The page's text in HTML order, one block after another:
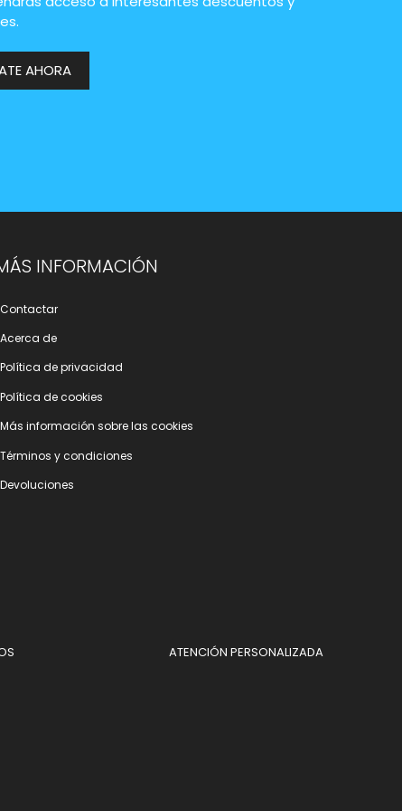
AHORA
INFORMACIÓN
Contactar
Acerca de
Polí­tica de privacidad
Polí­tica de cookies
Más información sobre las cookies
Términos y condiciones
Devoluciones
ATENCIÓN PERSONALIZADA